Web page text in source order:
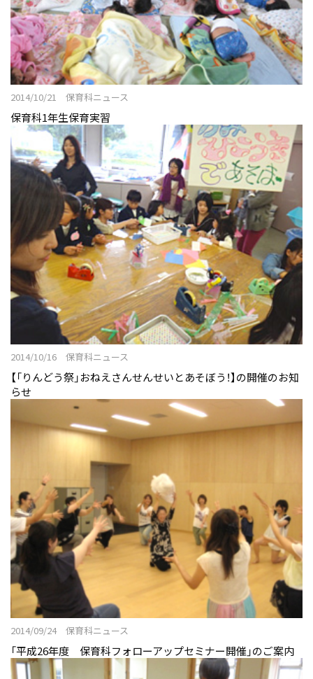
2014/10/21 保育科ニュース
保育科1年生保育実習
2014/10/16 保育科ニュース
【「りんどう祭」おねえさんせんせいとあそぼう！】の開催のお知
らせ
2014/09/24 保育科ニュース
「平成26年度 保育科フォローアップセミナー開催」のご案内